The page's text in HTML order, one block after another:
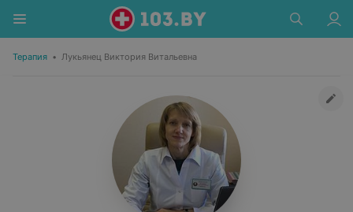
Терапия • Лукьянец Виктория Витальевна